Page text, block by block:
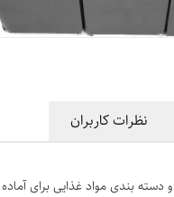
نظرات کاربران
بندی مواد غذایی برای